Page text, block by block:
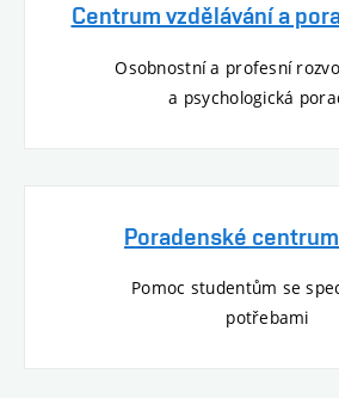
Centrum vzdělávání a
Osobnostní a profesní
a psychologická
Poradenské
Pomoc studentům se
potřebami